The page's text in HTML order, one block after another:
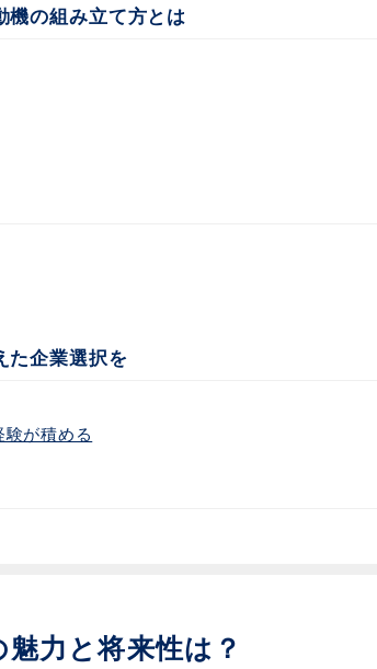
機の組み立て方とは
た企業選択を
験が積める
力と将来性は？